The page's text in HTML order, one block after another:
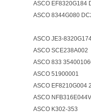
ASCO EF8320G184
ASCO 8344G080
ASCO JE3-
ASCO SCE238A002
ASCO 833
ASCO 51900001
ASCO EF8210G004
ASCO
ASCO K302-353